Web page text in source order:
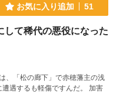
お気に入り追加 51
して稀代の悪役になった
、「松の廊下」で赤穂藩主の浅
遇するも軽傷ですんだ。 加害